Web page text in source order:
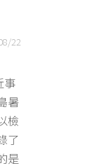
22
事
暑
檢
了
是